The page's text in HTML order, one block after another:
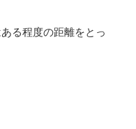
る程度の距離をとっ